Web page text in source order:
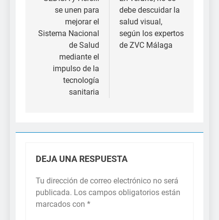
entradas
se unen para
mejorar el
Sistema Nacional
de Salud
mediante el
impulso de la
tecnología
sanitaria
debe descuidar la
salud visual,
según los expertos
de ZVC Málaga
DEJA UNA RESPUESTA
Tu dirección de correo electrónico no será
publicada. Los campos obligatorios están
marcados con *